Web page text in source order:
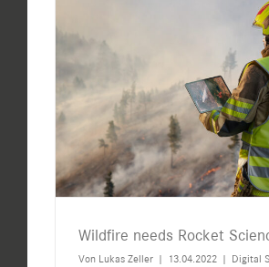
Wildfire needs Rocket
Von Lukas Zeller | 13.04.2022 | Digital